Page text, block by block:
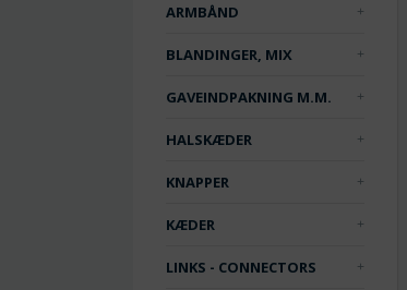
ARMBÅND
BLANDINGER, MIX
GAVEINDPAKNING M.M.
HALSKÆDER
KNAPPER
KÆDER
LINKS - CONNECTORS